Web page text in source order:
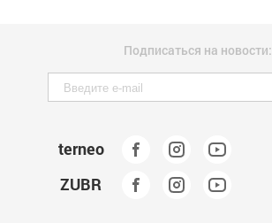
Подписаться на новости:
terneo
ZUBR